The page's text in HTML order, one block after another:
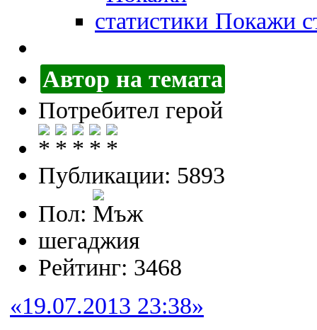
Покажи
Автор на темата
Потребител герой
Публикации: 5893
Пол:
шегаджия
Рейтинг: 3468
«19.07.2013 23:38»